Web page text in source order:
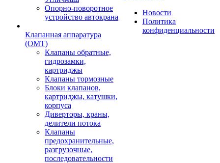
Опорно-поворотное
устройство автокрана
Клапанная аппаратура
(OMT)
Клапаны обратные,
гидрозамки,
картриджы
Клапаны тормозные
Блоки клапанов,
картриджы, катушки,
корпуса
Диверторы, краны,
делители потока
Клапаны
предохранительные,
разгрузочные,
последовательности
Новости
Политика
конфиденциальности